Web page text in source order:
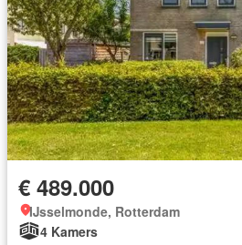
€ 489.000
IJsselmonde, Rotterdam
4 Kamers